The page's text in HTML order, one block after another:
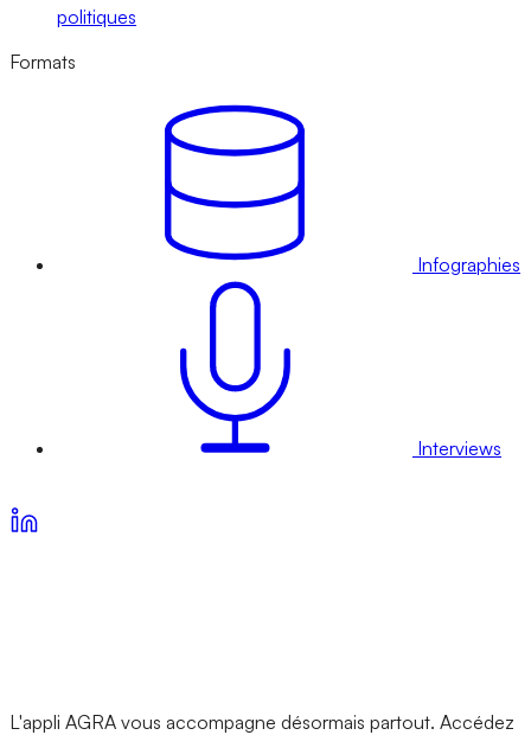
politiques
Formats
Infographies
Interviews
L'appli AGRA vous accompagne désormais partout. Accédez